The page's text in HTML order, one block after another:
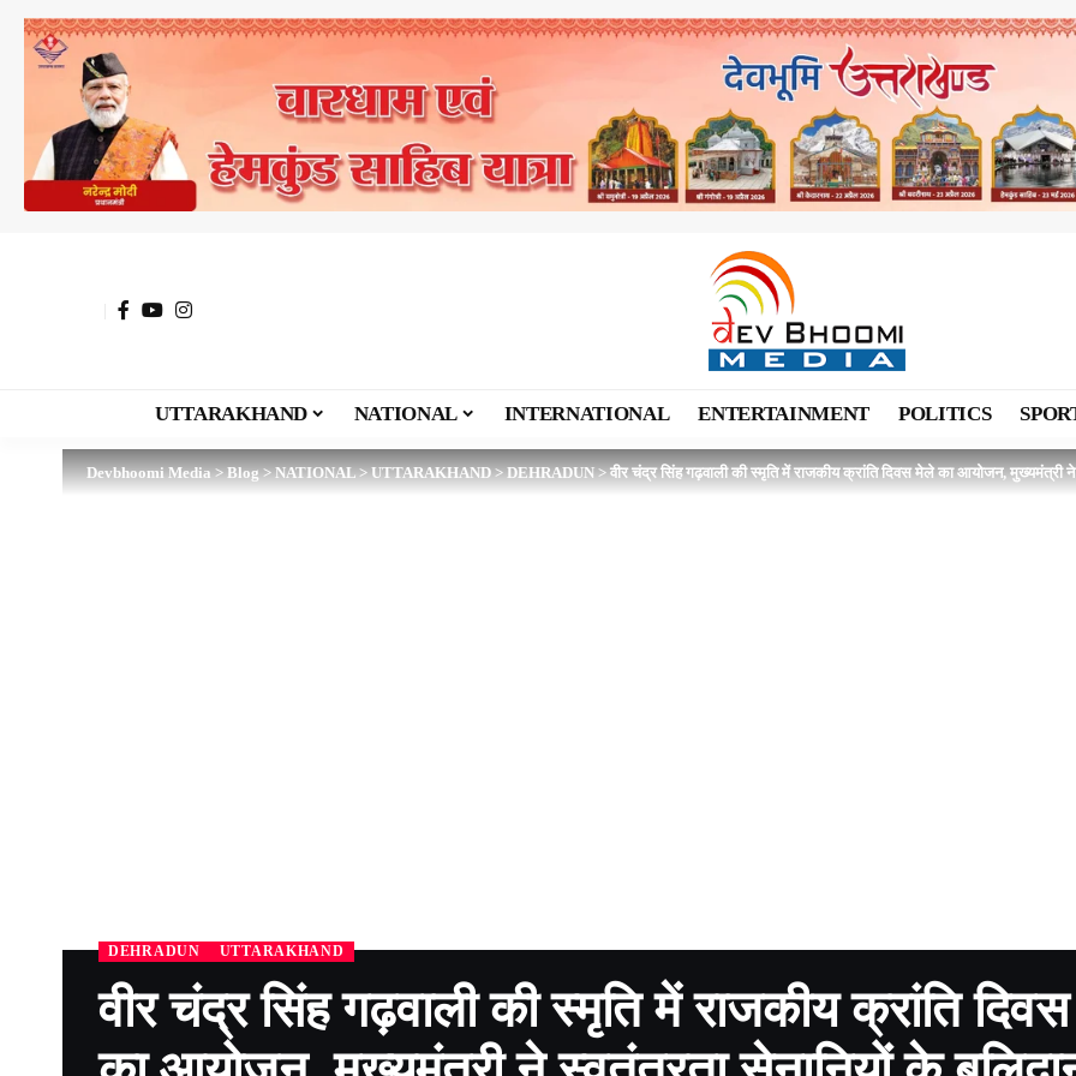
UTTARAKHAND NATIONAL INTERNATIONAL ENTERTAINMENT POLITICS
Devbhoomi Media>Blog>NATIONAL>UTTARAKHAND>DEHRADUN>वीर चंद्र सिंह गढ़वाली की स्मृति में राजकीय क्रांति दिवस मेले का आयोजन, मुख्यमंत्री ने
DEHRADUN UTTARAKHAND
वीर चंद्र सिंह गढ़वाली की स्मृति में राजकीय क्रांति